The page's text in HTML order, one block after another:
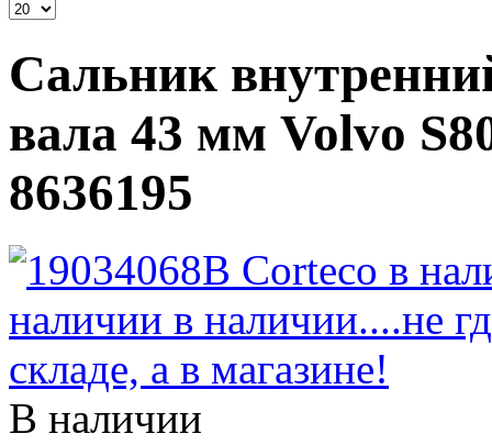
Сальник
вала 43 мм Volvo
8636195
В наличии